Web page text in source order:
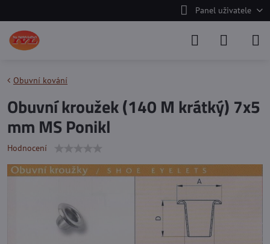
Panel uživatele
Obuvní kování
Obuvní kroužek (140 M krátký) 7x5
mm MS Ponikl
Hodnocení